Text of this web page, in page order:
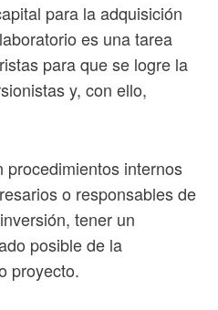
para la adquisición
es una tarea
para que se logre la
y, con ello,
procedimientos internos
o responsables de
tener un
posible de la
proyecto.